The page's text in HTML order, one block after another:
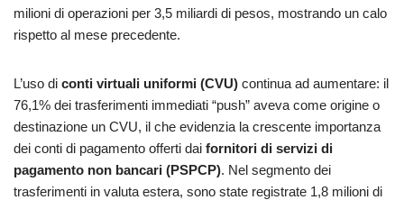
milioni di operazioni per 3,5 miliardi di pesos, mostrando un calo
rispetto al mese precedente.
L’uso di conti virtuali uniformi (CVU) continua ad aumentare: il
76,1% dei trasferimenti immediati “push” aveva come origine o
destinazione un CVU, il che evidenzia la crescente importanza
dei conti di pagamento offerti dai fornitori di servizi di
pagamento non bancari (PSPCP). Nel segmento dei
trasferimenti in valuta estera, sono state registrate 1,8 milioni di